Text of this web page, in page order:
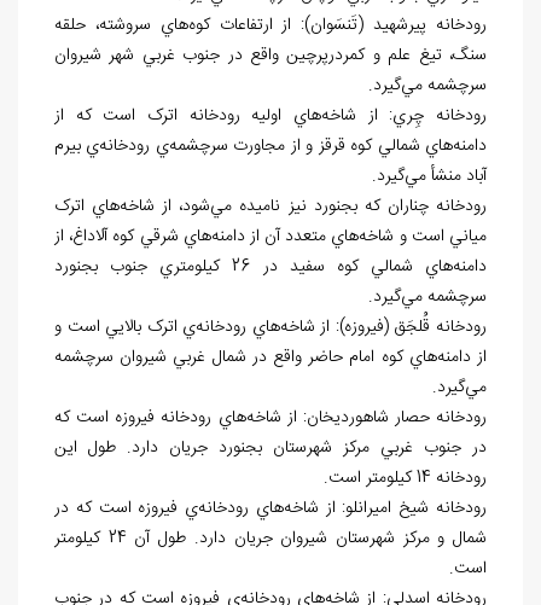
رودخانه پيرشهيد (تَنسَوان): از ارتفاعات كوههاي سروشته، حلقه
سنگ، تيغ علم و كمردرپرچين واقع در جنوب غربي شهر شيروان
سرچشمه ميگيرد.
رودخانه چِري: از شاخههاي اوليه رودخانه اترک است که از
دامنههاي شمالي کوه قرقز و از مجاورت سرچشمهي رودخانهي بيرم
آباد منشأ ميگيرد.
رودخانه چناران که بجنورد نيز ناميده ميشود، از شاخههاي اترک
مياني است و شاخههاي متعدد آن از دامنههاي شرقي کوه آلاداغ، از
دامنه
هاي شمالي کوه سفيد در 26 کيلومتري جنوب بجنورد
سرچشمه ميگيرد.
رودخانه قُلجَق (فيروزه): از شاخههاي رودخانهي اترک بالايي است و
از دامنههاي کوه امام حاضر واقع در شمال غربي شيروان سرچشمه
ميگيرد.
رودخانه حصار شاه‏وردي‏خان: از شاخههاي رودخانه فيروزه است که
در جنوب غربي مرکز شهرستان بجنورد جريان دارد. طول اين
رودخانه 14 کيلومتر است.
رودخانه شيخ اميرانلو: از شاخههاي رودخانهي فيروزه است که در
شمال و مرکز شهرستان شيروان جريان دارد. طول آن 24 کيلومتر
است.